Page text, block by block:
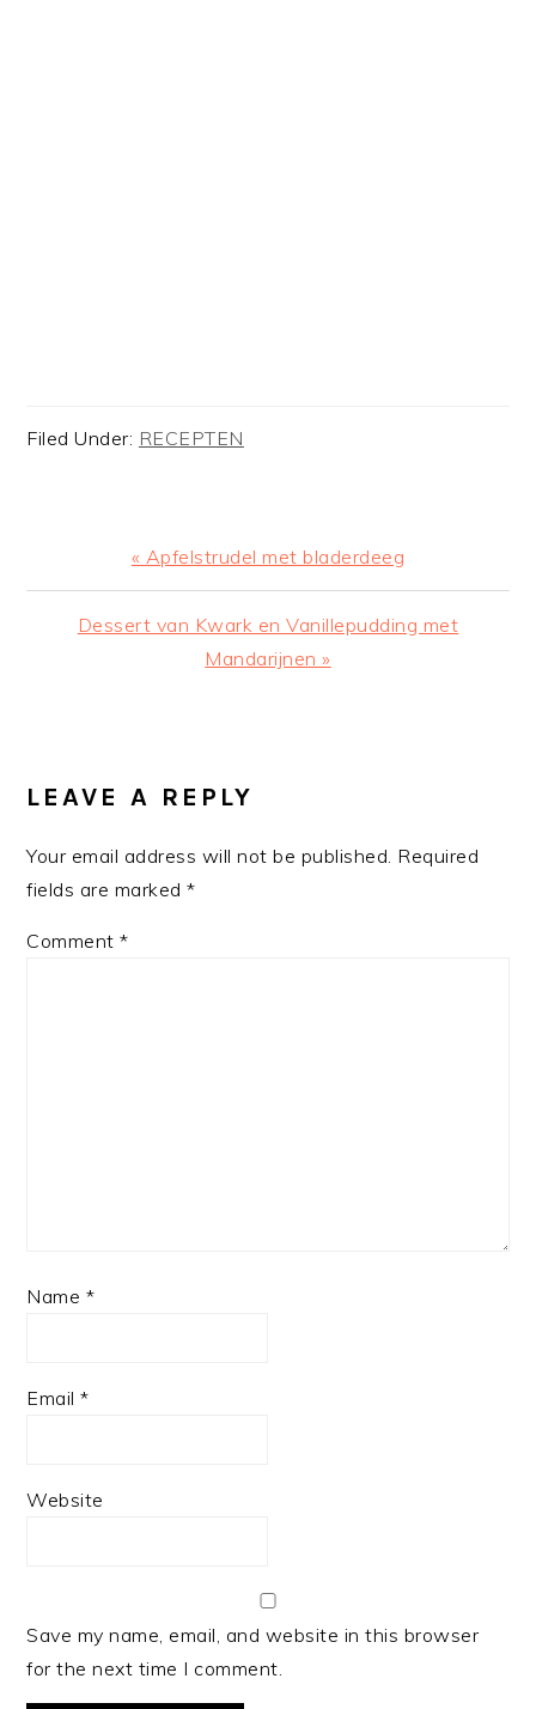
Filed Under: RECEPTEN
Previous
Post:
« Apfelstrudel met bladerdeeg
Next
Dessert van Kwark en Vanillepudding met
Mandarijnen »
INTERACTIONS
LEAVE A REPLY
Your email address will not be published. Required
fields are marked*
Comment*
Name *
Email*
Website
Save my name, email, and website in this browser
for the next time I comment.